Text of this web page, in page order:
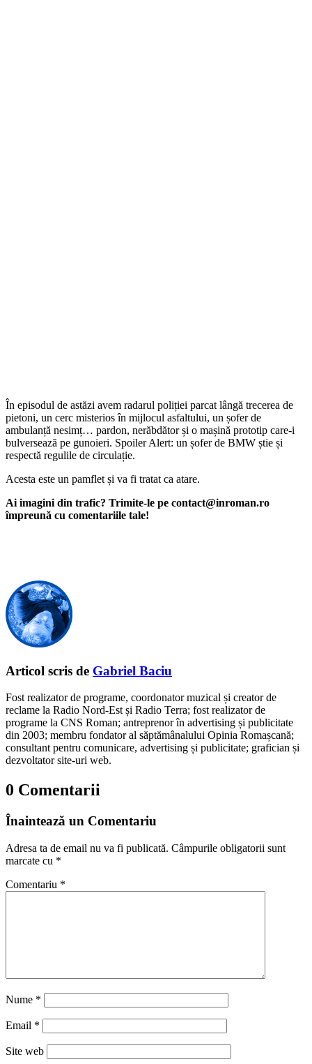
În episodul de astăzi avem radarul poliției parcat lângă trecerea de
pietoni, un cerc misterios în mijlocul asfaltului, un șofer de
ambulanță nesimț… pardon, nerăbdător și o mașină prototip care-i
bulversează pe gunoieri. Spoiler Alert: un șofer de BMW știe și
respectă regulile de circulație.
Acesta este un pamflet și va fi tratat ca atare.
Ai imagini din trafic? Trimite-le pe contact@inroman.ro
împreună cu comentariile tale!
Articol scris de Gabriel Baciu
Fost realizator de programe, coordonator muzical și creator de
reclame la Radio Nord-Est și Radio Terra; fost realizator de
programe la CNS Roman; antreprenor în advertising și publicitate
din 2003; membru fondator al săptămânalului Opinia Romașcană;
consultant pentru comunicare, advertising și publicitate; grafician și
dezvoltator site-uri web.
0 Comentarii
Înaintează un Comentariu
Adresa ta de email nu va fi publicată. Câmpurile obligatorii sunt
marcate cu *
Comentariu *
Nume *
Email *
Site web